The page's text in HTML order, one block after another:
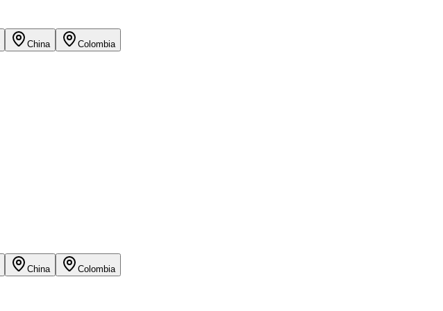
China Colombia
China Colombia